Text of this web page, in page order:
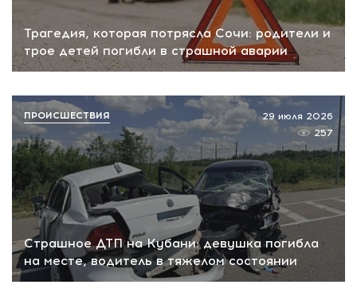
Трагедия, которая потрясла Сочи: родители и
трое детей погибли в страшной аварии
Страшное ДТП на Кубани: девушка погибла
на месте, водитель в тяжелом состоянии
29 июля 2026
257
ПРОИСШЕСТВИЯ